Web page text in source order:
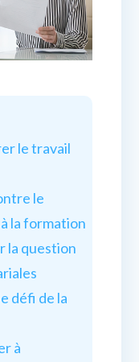
le travail
le
la formation
la question
défi de la
à